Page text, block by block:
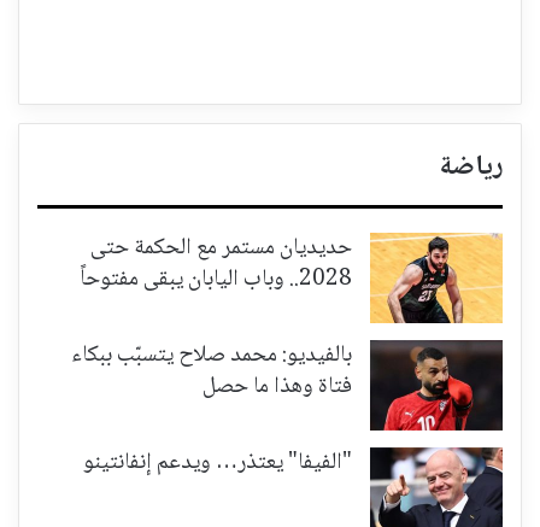
رياضة
حديديان مستمر مع الحكمة حتى
2028.. وباب اليابان يبقى مفتوحاً
بالفيديو: محمد صلاح يتسبّب ببكاء
فتاة وهذا ما حصل
"الفيفا" يعتذر… ويدعم إنفانتينو